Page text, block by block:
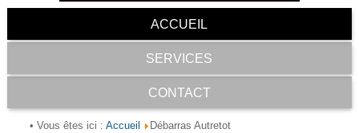
ACCUEIL
SERVICES
CONTACT
• Vous êtes ici : Accueil Débarras Autretot